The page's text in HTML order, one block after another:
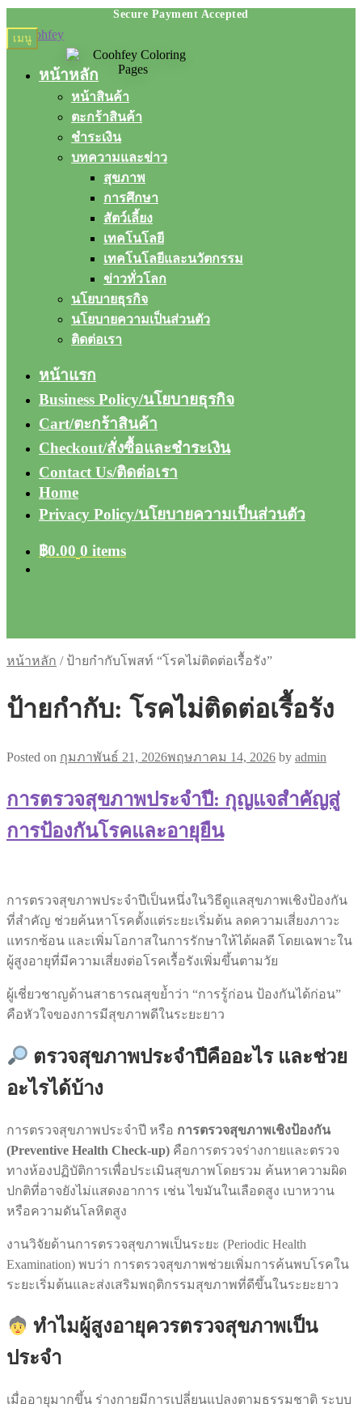
Skip
to
Skip
to
เมนู
หน้าหลัก
หน้าสินค้า
ตะกร้าสินค้า
ชำระเงิน
บทความและข่าว
สุขภาพ
การศึกษา
สัตว์เลี้ยง
เทคโนโลยี
เทคโนโลยีและนวัตกรรม
ข่าวทั่วโลก
นโยบายธุรกิจ
นโยบายความเป็นส่วนตัว
ติดต่อเรา
หน้าแรก
Business Policy/นโยบายธุรกิจ
Cart/ตะกร้าสินค้า
Checkout/สั่งซื้อและชำระเงิน
Contact Us/ติดต่อเรา
Home
Privacy Policy/นโยบายความเป็นส่วนตัว
฿0.00 0 items
หน้าหลัก / ป้ายกำกับโพสท์ “โรคไม่ติดต่อเรื้อรัง”
ป้ายกำกับ: โรคไม่ติดต่อเรื้อรัง
Posted on กุมภาพันธ์ 21, 2026พฤษภาคม 14, 2026 by admin
การตรวจสุขภาพประจำปี: กุญแจสำคัญสู่
การป้องกันโรคและอายุยืน
การตรวจสุขภาพประจำปีเป็นหนึ่งในวิธีดูแลสุขภาพเชิงป้องกัน
ที่สำคัญ ช่วยค้นหาโรคตั้งแต่ระยะเริ่มต้น ลดความเสี่ยงภาวะ
แทรกซ้อน และเพิ่มโอกาสในการรักษาให้ได้ผลดี โดยเฉพาะใน
ผู้สูงอายุที่มีความเสี่ยงต่อโรคเรื้อรังเพิ่มขึ้นตามวัย
ผู้เชี่ยวชาญด้านสาธารณสุขย้ำว่า “การรู้ก่อน ป้องกันได้ก่อน”
คือหัวใจของการมีสุขภาพดีในระยะยาว
ตรวจสุขภาพประจำปีคืออะไร และช่วย
อะไรได้บ้าง
การตรวจสุขภาพประจำปี หรือ การตรวจสุขภาพเชิงป้องกัน
(Preventive Health Check-up) คือการตรวจร่างกายและตรวจ
ทางห้องปฏิบัติการเพื่อประเมินสุขภาพโดยรวม ค้นหาความผิด
ปกติที่อาจยังไม่แสดงอาการ เช่น ไขมันในเลือดสูง เบาหวาน
หรือความดันโลหิตสูง
งานวิจัยด้านการตรวจสุขภาพเป็นระยะ (Periodic Health
Examination) พบว่า การตรวจสุขภาพช่วยเพิ่มการค้นพบโรคใน
ระยะเริ่มต้นและส่งเสริมพฤติกรรมสุขภาพที่ดีขึ้นในระยะยาว
ทำไมผู้สูงอายุควรตรวจสุขภาพเป็น
ประจำ
เมื่ออายุมากขึ้น ร่างกายมีการเปลี่ยนแปลงตามธรรมชาติ ระบบ